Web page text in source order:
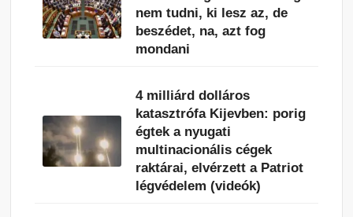
nem tudni, ki lesz az, de
beszédet, na, azt fog
mondani
4 milliárd dolláros
katasztrófa Kijevben: porig
égtek a nyugati
multinacionális cégek
raktárai, elvérzett a Patriot
légvédelem (videók)